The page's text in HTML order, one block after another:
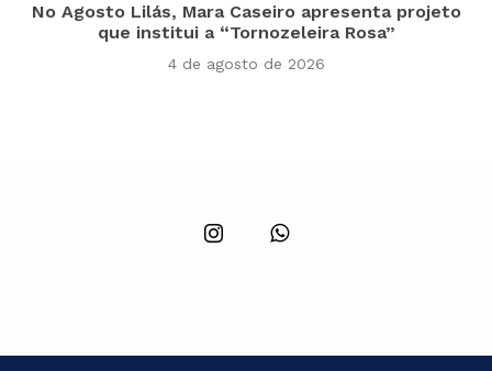
No Agosto Lilás, Mara Caseiro apresenta projeto
que institui a “Tornozeleira Rosa”
4 de agosto de 2026